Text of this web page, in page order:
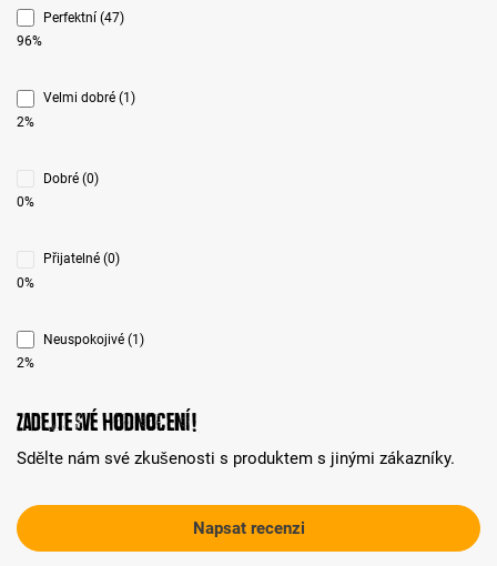
Perfektní (47)
96%
Velmi dobré (1)
2%
Dobré (0)
0%
Přijatelné (0)
0%
Neuspokojivé (1)
2%
Zadejte své hodnocení!
Sdělte nám své zkušenosti s produktem s jinými zákazníky.
Napsat recenzi